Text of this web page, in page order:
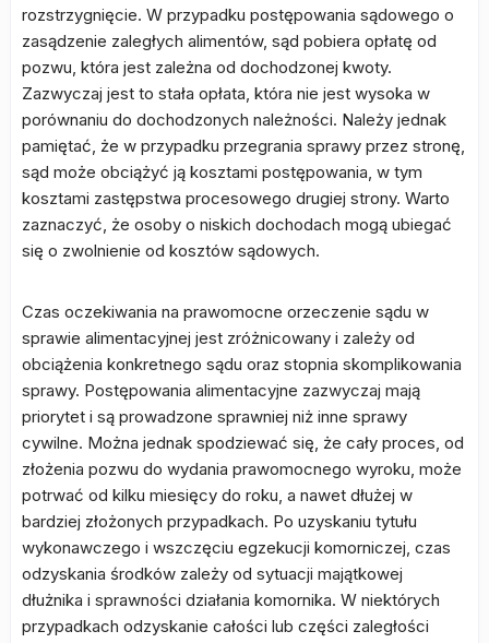
rozstrzygnięcie. W przypadku postępowania sądowego o
zasądzenie zaległych alimentów, sąd pobiera opłatę od
pozwu, która jest zależna od dochodzonej kwoty.
Zazwyczaj jest to stała opłata, która nie jest wysoka w
porównaniu do dochodzonych należności. Należy jednak
pamiętać, że w przypadku przegrania sprawy przez stronę,
sąd może obciążyć ją kosztami postępowania, w tym
kosztami zastępstwa procesowego drugiej strony. Warto
zaznaczyć, że osoby o niskich dochodach mogą ubiegać
się o zwolnienie od kosztów sądowych.
Czas oczekiwania na prawomocne orzeczenie sądu w
sprawie alimentacyjnej jest zróżnicowany i zależy od
obciążenia konkretnego sądu oraz stopnia skomplikowania
sprawy. Postępowania alimentacyjne zazwyczaj mają
priorytet i są prowadzone sprawniej niż inne sprawy
cywilne. Można jednak spodziewać się, że cały proces, od
złożenia pozwu do wydania prawomocnego wyroku, może
potrwać od kilku miesięcy do roku, a nawet dłużej w
bardziej złożonych przypadkach. Po uzyskaniu tytułu
wykonawczego i wszczęciu egzekucji komorniczej, czas
odzyskania środków zależy od sytuacji majątkowej
dłużnika i sprawności działania komornika. W niektórych
przypadkach odzyskanie całości lub części zaległości